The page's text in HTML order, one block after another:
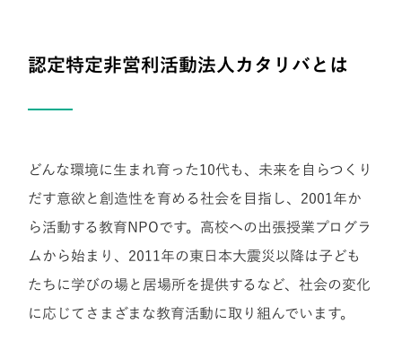
認定特定非営利活動法人カタリバとは
どんな環境に生まれ育った10代も、未来を自らつくり
だす意欲と創造性を育める社会を目指し、2001年か
ら活動する教育NPOです。高校への出張授業プログラ
ムから始まり、2011年の東日本大震災以降は子ども
たちに学びの場と居場所を提供するなど、社会の変化
に応じてさまざまな教育活動に取り組んでいます。